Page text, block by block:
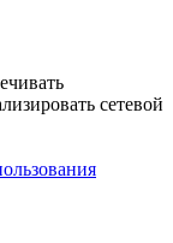
сетевой